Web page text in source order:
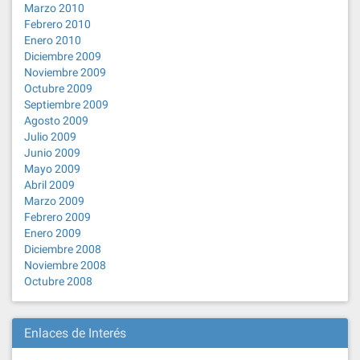
Marzo 2010
Febrero 2010
Enero 2010
Diciembre 2009
Noviembre 2009
Octubre 2009
Septiembre 2009
Agosto 2009
Julio 2009
Junio 2009
Mayo 2009
Abril 2009
Marzo 2009
Febrero 2009
Enero 2009
Diciembre 2008
Noviembre 2008
Octubre 2008
Enlaces de Interés